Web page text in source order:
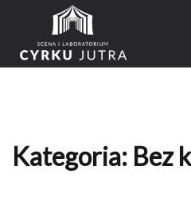
treści
Kategoria: Bez